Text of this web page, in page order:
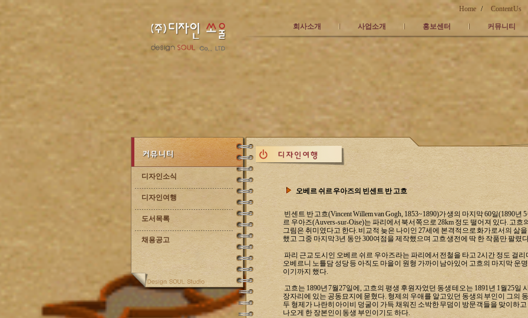
Home / Content Us
회사소개 사업소개 홍보센터 커뮤니티
디자인소식
디자인여행
도서목록
채용공고
오베르 쉬르 우아즈의 빈센트 반 고흐
빈센트 반 고흐(Vincent Willem van Gogh, 1853~1890)가 생의 마지막 60일(1890
르 우아즈(Auvers-sur-Oise)는 파리에서 북서쪽으로 28km 정도 떨어져 있다. 고
그림은 취미였다고 한다. 비교적 늦은 나이인 27세에 본격적으로 화가로서의 삶
했고 그중 마지막 3년 동안 300여점을 제작했으며 고흐 생전에 딱 한 작품만 팔렸
파리 근교 도시인 오베르 쉬르 우아즈라는 파리에서 전철을 타고2시간 정도 걸리
오베르니 노틀담 성당 등 아직도 마을이 원형 가까이 남아있어고흐의 마지막 운
이기까지 했다.
고흐는 1890년 7월27일에, 고흐의 평생 후원자었던 동생 테오는 1891년 1월25일
장자리에 있는 공동묘지에 묻혔다.형제의 우애를 알고있던 동생의 부인이 그의
두 형제가 나란히 아이비 덩굴이 가득 채워진 소박한 무덤이 방문객들을 맞이하
나오게 한 장본인이 동생 부인이기도 하다.